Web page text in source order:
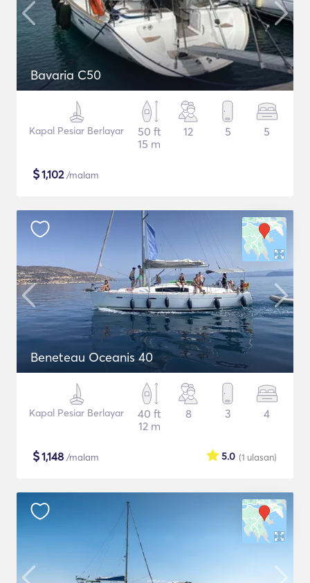
Bavaria C50
Kapal Pesiar Berlayar
50 ft
15 m
12 5 5
$1,102/malam
Beneteau Oceanis 40
Kapal Pesiar Berlayar
40 ft
12 m
8 3 4
$1,148 /malam (1 ulasan)
5.0